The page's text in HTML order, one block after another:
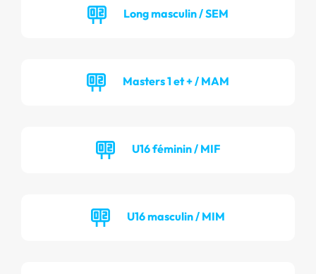
Long masculin / SEM
Masters 1 et + / MAM
U16 féminin / MIF
U16 masculin / MIM